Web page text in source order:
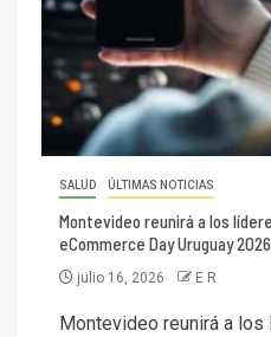
SALUD ÚLTIMAS NOTICIAS
Montevideo reunirá a los
eCommerce Day Uruguay 2026
julio 16, 2026 E R
Montevideo reunirá a